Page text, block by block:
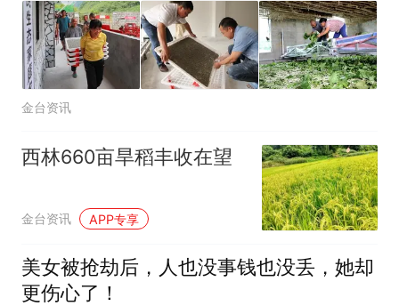
金台资讯
西林660亩旱稻丰收在望
金台资讯 APP专享
美女被抢劫后，人也没事钱也没丢，她却
更伤心了！